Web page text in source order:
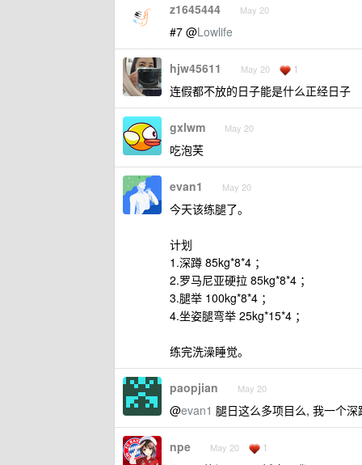
z1645444 May 20
#7 @Lowlife
hjw45611 May 20 1
连假都不放的日子能是什么正经日子
gxlwm May 20
吃泡芙
evan1 May 20
今天该练腿了。
计划
1.深蹲 85kg*8*4 ；
2.罗马尼亚硬拉 85kg*8*4 ；
3.腿举 100kg*8*4 ；
4.坐姿腿弯举 25kg*15*4 ；
练完洗澡睡觉。
paopjian May 20
@evan1 腿日这么多项目么, 我一个
npe May 20 1